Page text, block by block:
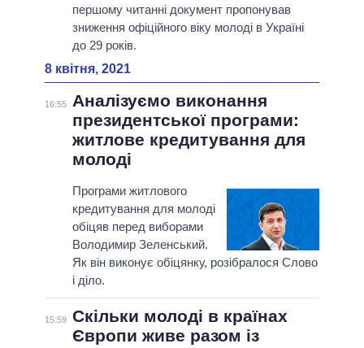
першому читанні документ пропонував
зниження офіційного віку молоді в Україні
до 29 років.
8 квітня, 2021
16:55
Аналізуємо виконання
президентської програми:
житлове кредитування для
молоді
Програми житлового
кредитування для молоді
обіцяв перед виборами
Володимир Зеленський.
Як він виконує обіцянку, розібралося Слово
і діло.
15:59 Скільки молоді в країнах
Європи живе разом із